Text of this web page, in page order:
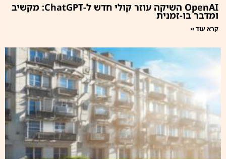
OpenAI השיקה עוזר קולי חדש ל-ChatGPT: מקשיב
ומדבר בו-זמנית
קרא עוד »